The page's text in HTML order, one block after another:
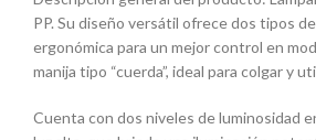
PP. Su diseño versátil ofrece dos tipos
ergonómica para un mejor control en
manija tipo “cuerda”, ideal para colgar y
Cuenta con dos niveles de luminosidad